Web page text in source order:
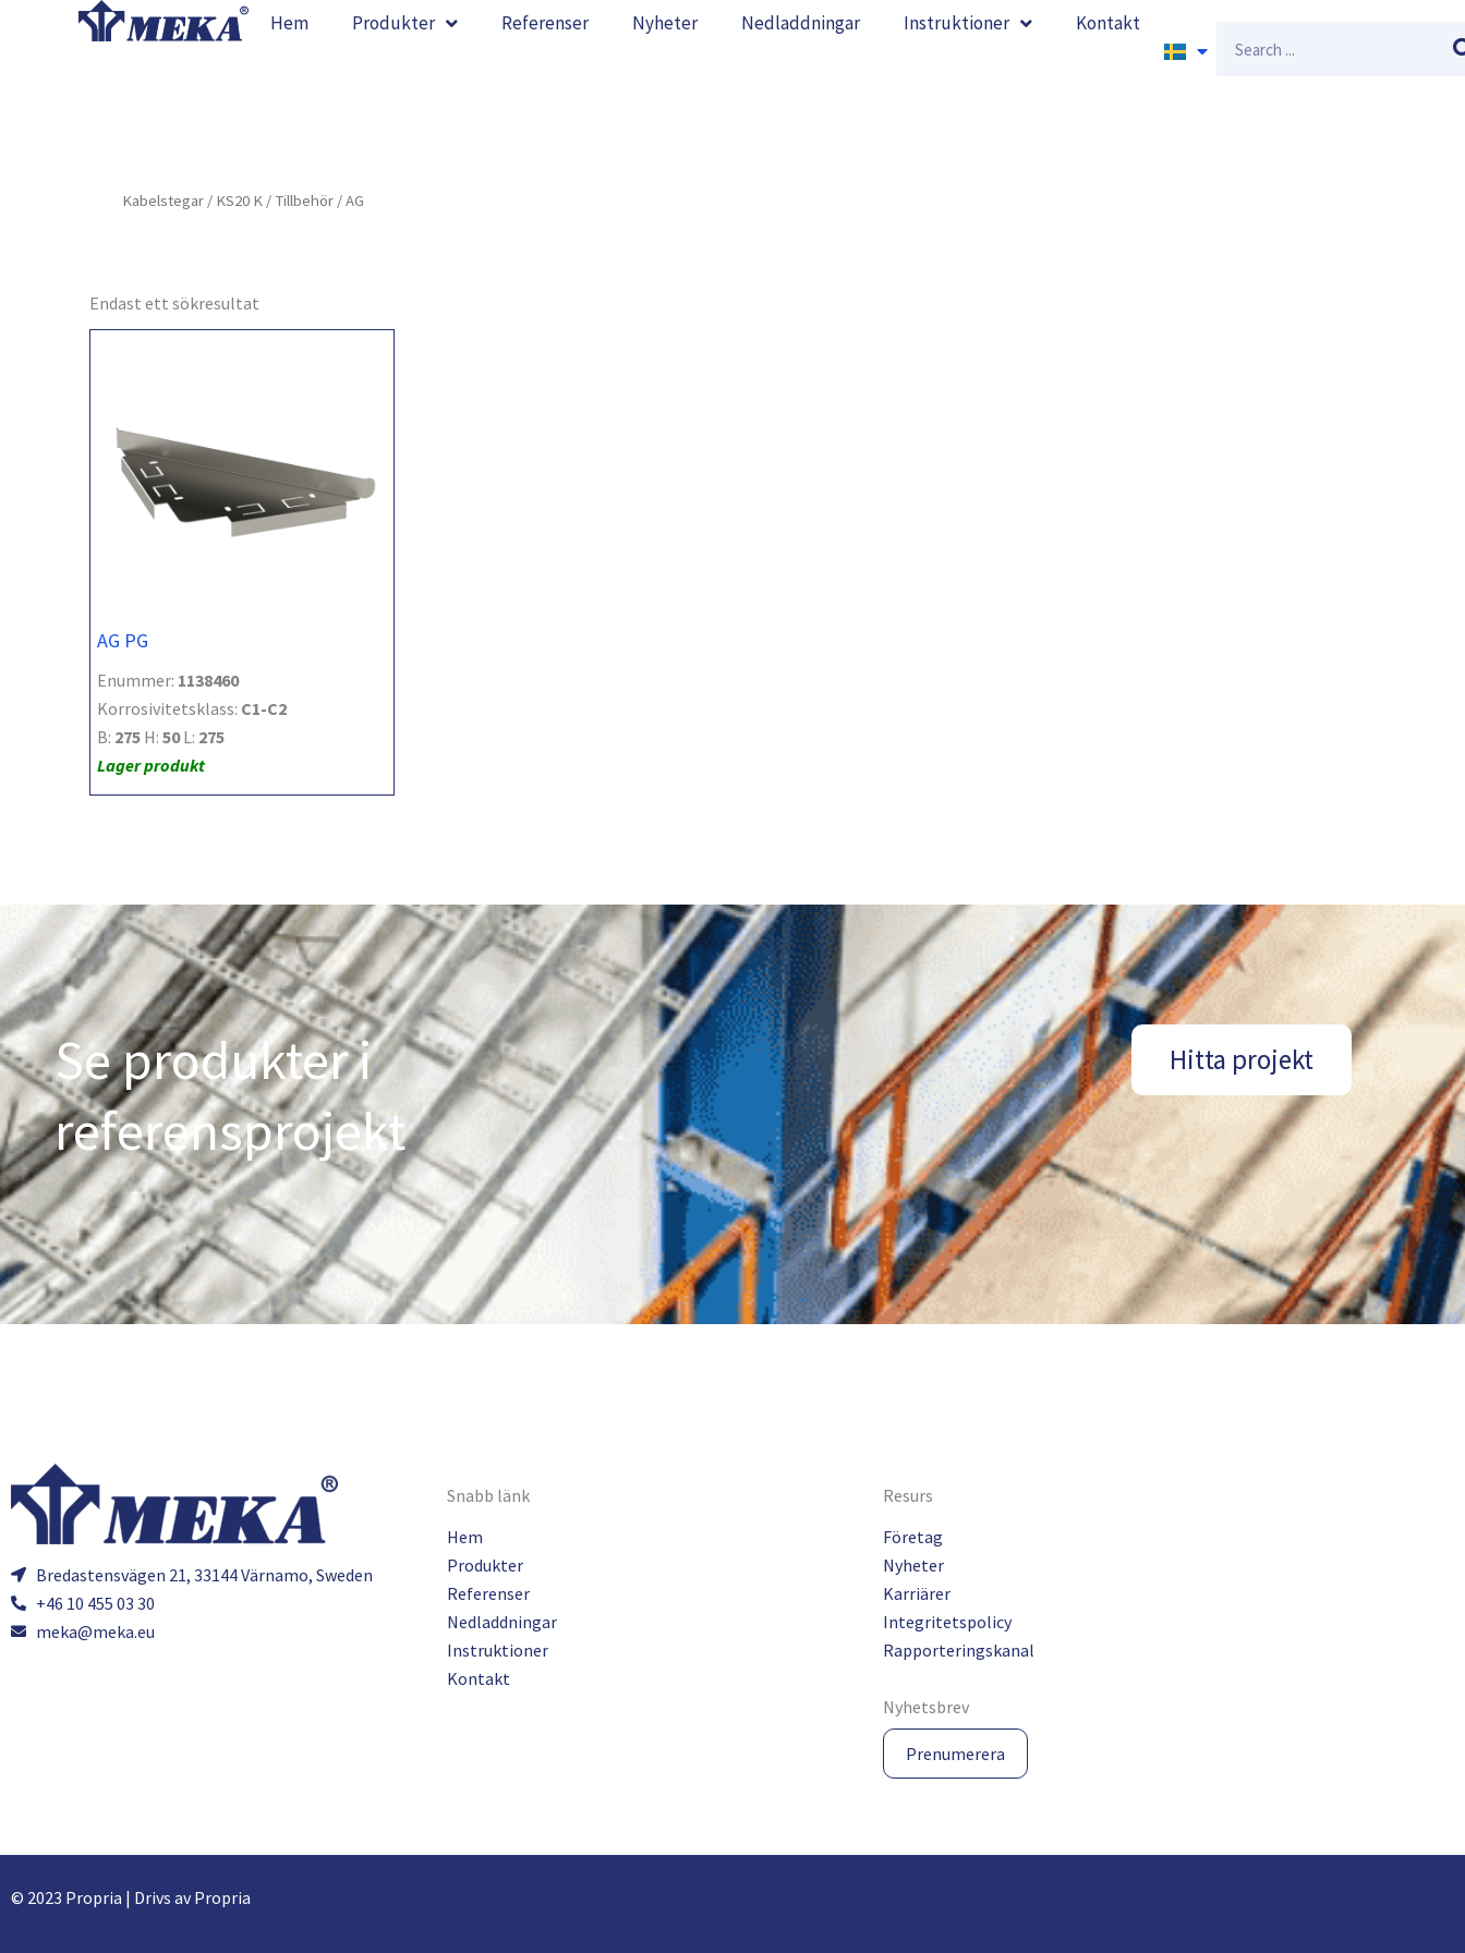
Hem Produkter Referenser Nyheter Nedladdningar Instruktioner Kontakt
Kabelstegar / KS20 K / Tillbehör / AG
Endast ett sökresultat
AG PG
Enummer: 1138460
Korrosivitetsklass: C1-C2
B: 275 H: 50L: 275
Lager produkt
Se produkter i
referensprojekt
Hitta projekt
Bredastensvägen 21, 33144 Värnamo, Sweden
+46 10 455 03 30
meka@meka.eu
Snabb länk
Hem
Produkter
Referenser
Nedladdningar
Instruktioner
Kontakt
Resurs
Företag
Nyheter
Karriärer
Integritetspolicy
Rapporteringskanal
Nyhetsbrev
Prenumerera
© 2023 Propria | Drivs av Propria